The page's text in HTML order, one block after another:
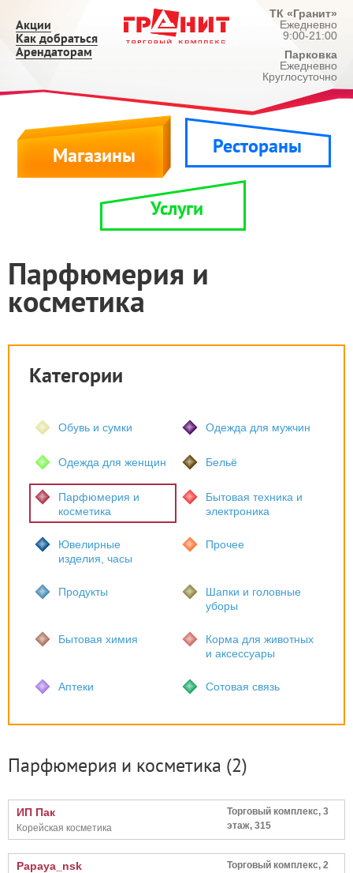
Акции
Как добраться
Арендаторам
ТК «Гранит»
Ежедневно
9:00-21:00
Парковка
Ежедневно
Круглосуточно
Магазины Рестораны
Услуги
Парфюмерия и
косметика
Категории
Обувь и сумки Одежда для мужчин
Одежда для женщин Бельё
Парфюмерия и
косметика
Бытовая техника и
электроника
Ювелирные
изделия, часы
Прочее
Продукты
Шапки и головные
уборы
Бытовая химия
Корма для животных
и аксессуары
Аптеки Сотовая связь
Парфюмерия и косметика (2)
ИП Пак
Корейская косметика
Торговый комплекс, 3
этаж, 315
Papaya_nsk
Торговый комплекс, 2